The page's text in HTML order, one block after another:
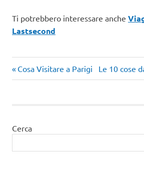
Ti potrebbero interessare anche
Lastsecond
Navigazione
Articolo
precedente:
Cosa Visitare a Parigi
Articolo
successivo:
Le 10 cose
Cerca